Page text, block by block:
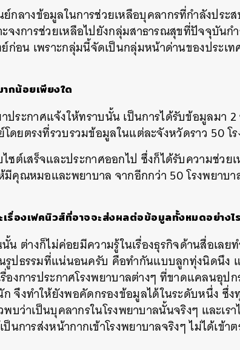
กลางข้อมูลในการช่วยเหลือบุคลากรที่กำลังประ
ะจงการช่วยเหลือไปยังกลุ่มสาธารณสุขที่ปัจจุบัน
ก่อน เพราะกลุ่มนี้จัดเป็นกลุ่มหน้าด่านของประเ
กน้อยเพียงใด
ประกาศแจ้งให้ทราบนั้นเป็นการได้รับข้อมูลมา 2
ดยตรงที่รวบรวมข้อมูลในแต่ละจังหวัดราว 50โ
ไซต์เสร็จและประกาศออกไป ซึ่งก็ได้รับความช่วย
มีคุณหมอและพยาบาล จากอีกกว่า 50โรงพยาบ
รื่องเฟคนิวส์ที่อาจจะส่งผลต่อข้อมูลทั้งหมดอย่างไ
น ต่างก็ไม่ค่อยมีความรู้ในเรื่องธุรกิจด้านสื่อเลย
รูปธรรมที่แน่นอนครับ คือทำกันแบบลูกทุ่งนิดนึง
องการประกาศโรงพยาบาลต่างๆ ที่ขาดแคลนอุ
กจึงทำให้ยังพอคัดกรองข้อมูลได้ในระดับหนึ่ง ซึ่ง
พบว่าเป็นบุคลากรในโรงพยาบาลนั้นจริงๆ และเร
ป็นการส่งหน้ากากเข้าโรงพยาบาลจริงๆไม่ได้เข้า